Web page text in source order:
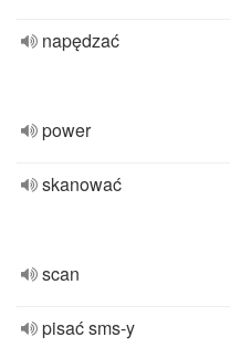
napędzać
power
skanować
scan
pisać sms-y